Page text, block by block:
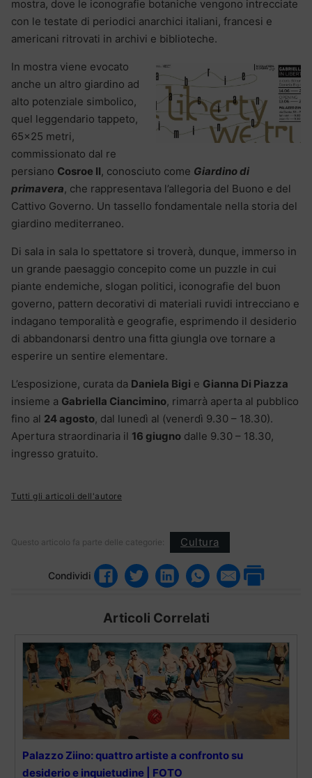
mostra, dove le iconografie botaniche vengono intrecciate
con le testate di periodici anarchici italiani, francesi e
americani ritrovati in archivi e biblioteche.
In mostra viene evocato
anche un altro giardino ad
alto potenziale simbolico,
quel leggendario tappeto,
65×25 metri,
commissionato dal re
persiano Cosroe II, conosciuto come Giardino di
primavera, che rappresentava l’allegoria del Buono e del
Cattivo Governo. Un tassello fondamentale nella storia del
giardino mediterraneo.
Di sala in sala lo spettatore si troverà, dunque, immerso in
un grande paesaggio concepito come un puzzle in cui
piante endemiche, slogan politici, iconografie del buon
governo, pattern decorativi di materiali ruvidi intrecciano e
indagano temporalità e geografie, esprimendo il desiderio
di abbandonarsi dentro una fitta giungla ove tornare a
esperire un sentire elementare.
L’esposizione, curata da Daniela Bigi e Gianna Di Piazza
insieme a Gabriella Ciancimino, rimarrà aperta al pubblico
fino al 24 agosto, dal lunedì al (venerdì 9.30 – 18.30).
Apertura straordinaria il 16 giugno dalle 9.30 – 18.30,
ingresso gratuito.
Tutti gli articoli dell'autore
Questo articolo fa parte delle categorie: Cultura
Condividi
Articoli Correlati
Palazzo Ziino: quattro artiste a confronto su
desiderio e inquietudine | FOTO